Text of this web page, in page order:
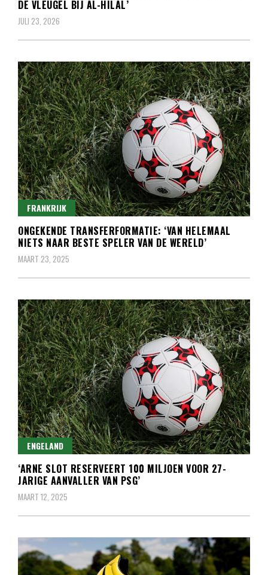
DE VLEUGEL BIJ AL-HILAL’
JULI 23, 2026
FRANKRIJK
ONGEKENDE TRANSFERFORMATIE: ‘VAN HELEMAAL
NIETS NAAR BESTE SPELER VAN DE WERELD’
MAART 23, 2025
ENGELAND
‘ARNE SLOT RESERVEERT 100 MILJOEN VOOR 27-
JARIGE AANVALLER VAN PSG’
MAART 12, 2025